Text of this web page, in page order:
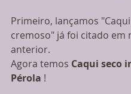
Primeiro, lançamos
cremoso" já foi citado em
anterior.
Agora temos Caqui seco
Pérola !